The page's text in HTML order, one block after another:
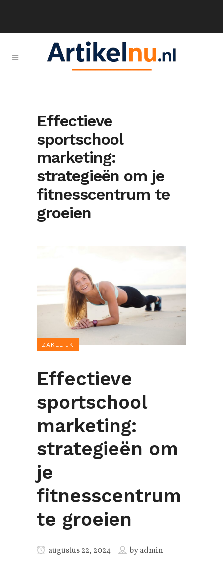
Effectieve
sportschool
marketing:
strategieën om je
fitnesscentrum te
groeien
ZAKELIJK
Effectieve
sportschool
marketing:
strategieën om
je
fitnesscentrum
te groeien
augustus 22, 2024 byadmin